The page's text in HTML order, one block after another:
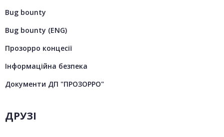
Bug bounty
Bug bounty (ENG)
Прозорро концесії
Інформаційна безпека
Документи ДП "ПРОЗОРРО"
ДРУЗІ